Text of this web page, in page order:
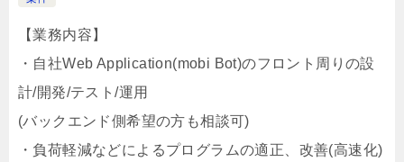
【業務内容】
・自社Web Application(mobi Bot)のフロント周りの設
計/開発/テスト/運用
(バックエンド側希望の方も相談可)
・負荷軽減などによるプログラムの適正、改善(高速化)